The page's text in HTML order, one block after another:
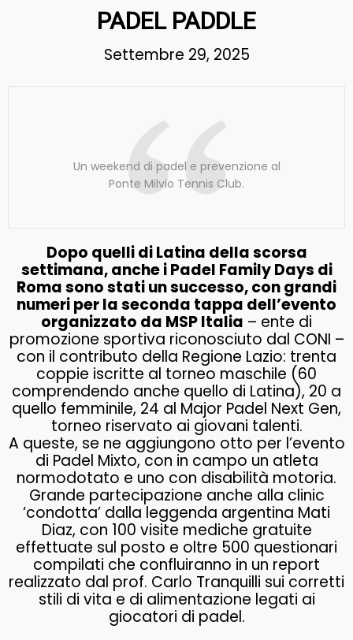
PADEL PADDLE
Settembre 29, 2025
Un weekend di padel e prevenzione al
Ponte Milvio Tennis Club.
Dopo quelli di Latina della scorsa
settimana, anche i Padel Family Days di
Roma sono stati un successo, con grandi
numeri per la seconda tappa dell’evento
organizzato da MSP Italia – ente di
promozione sportiva riconosciuto dal CONI –
con il contributo della Regione Lazio: trenta
coppie iscritte al torneo maschile (60
comprendendo anche quello di Latina), 20 a
quello femminile, 24 al Major Padel Next Gen,
torneo riservato ai giovani talenti.
A queste, se ne aggiungono otto per l’evento
di Padel Mixto, con in campo un atleta
normodotato e uno con disabilità motoria.
Grande partecipazione anche alla clinic
‘condotta’ dalla leggenda argentina Mati
Diaz, con 100 visite mediche gratuite
effettuate sul posto e oltre 500 questionari
compilati che confluiranno in un report
realizzato dal prof. Carlo Tranquilli sui corretti
stili di vita e di alimentazione legati ai
giocatori di padel.